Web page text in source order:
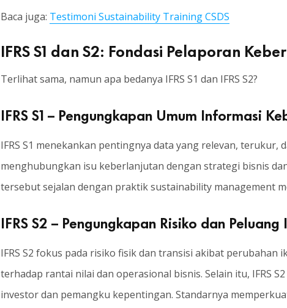
Baca juga: Testimoni Sustainability Training CSDS
IFRS S1 dan S2: Fondasi Pelaporan
Terlihat sama, namun apa bedanya IFRS S1 dan IFRS S2?
IFRS S1 – Pengungkapan Umum Informasi
IFRS S1 menekankan pentingnya data yang relevan, terukur,
menghubungkan isu keberlanjutan dengan strategi bisnis
tersebut sejalan dengan praktik sustainability management
IFRS S2 – Pengungkapan Risiko dan Peluang
IFRS S2 fokus pada risiko fisik dan transisi akibat
terhadap rantai nilai dan operasional bisnis. Selain itu, IFRS
investor dan pemangku kepentingan. Standarnya